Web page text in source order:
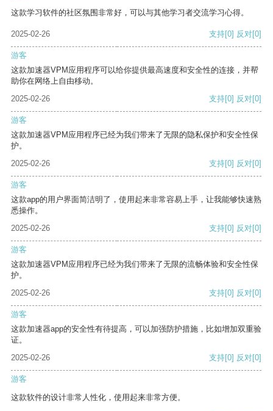
这款学习软件的社区氛围非常好，可以与其他学习者交流学习心得。
2025-02-26 支持[0] 反对[0]
游客
这款加速器VPM应用程序可以给你提供最高速度和安全性的连接，并帮
助你在网络上自由移动。
2025-02-26
支持[0] 反对[0]
游客
这款加速器VPM应用程序已经为我们带来了无限的隐私保护和安全性保
护。
2025-02-26
支持[0] 反对[0]
游客
这款app的用户界面简洁明了，使用起来非常容易上手，让我能够快速熟
悉操作。
2025-02-26
支持[0] 反对[0]
游客
这款加速器VPM应用程序已经为我们带来了无限的流畅体验和安全性保
护。
2025-02-26
支持[0] 反对[0]
游客
这款加速器app的安全性有待提高，可以加强防护措施，比如增加双重验
证。
2025-02-26
支持[0] 反对[0]
游客
这款软件的设计非常人性化，使用起来非常方便。